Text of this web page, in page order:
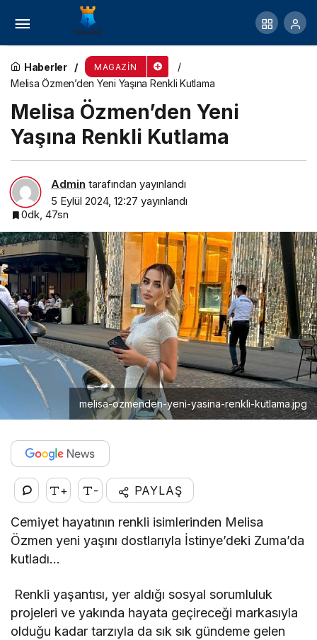
Haberler MAGAZIN
Melisa Özmen’den Yeni Yaşına Renkli Kutlama
Melisa Özmen’den Yeni
Yaşına Renkli Kutlama
Admin tarafından yayınlandı
5 Eylül 2024, 12:27 yayınlandı
0dk, 47sn
melisa-ozmenden-yeni-yasina-renkli-kutlama.jpg
+ - PAYLAŞ
Cemiyet hayatının renkli isimlerinden Melisa
Özmen yeni yaşını dostlarıyla İstinye’deki Zuma’da
kutladı…
Renkli yaşantısı, yer aldığı sosyal sorumluluk
projeleri ve yakında hayata geçireceği markasıyla
olduğu kadar tarzıyla da sık sık gündeme gelen
Ünlü oyuncu Ceyda Düvenci, Faber-Castell’in
düzenlediği okula dönüş lansmanına katıldı